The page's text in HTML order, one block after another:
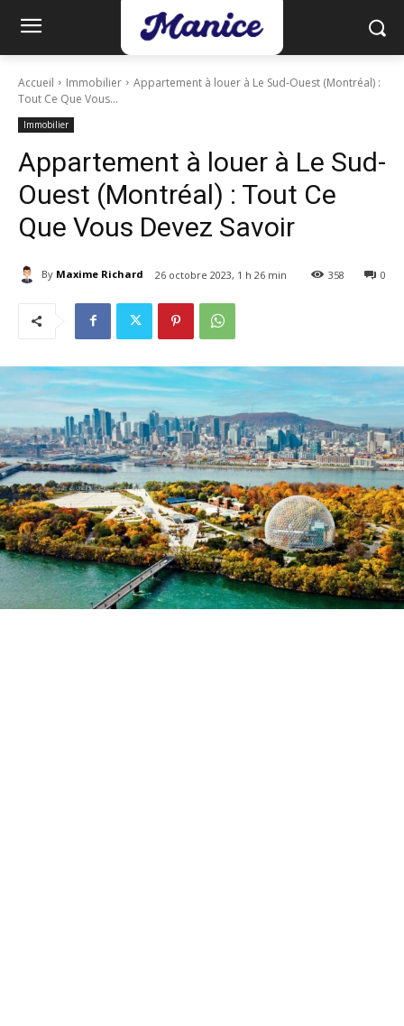
Accueil Immobilier
Appartement à louer à Le Sud-Ouest (Montréal) :
Tout Ce Que Vous...
Immobilier
Appartement à louer à Le Sud-
Ouest (Montréal) : Tout Ce
Que Vous Devez Savoir
By Maxime Richard 26 octobre 2023, 1 h 26 min 0
358